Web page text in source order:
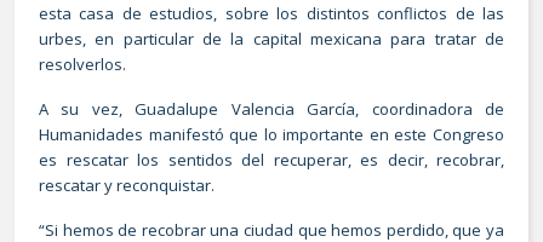
esta casa de estudios, sobre los distintos conflictos de las
urbes, en particular de la capital mexicana para tratar de
resolverlos.
A su vez, Guadalupe Valencia García, coordinadora de
Humanidades manifestó que lo importante en este Congreso
es rescatar los sentidos del recuperar, es decir, recobrar,
rescatar y reconquistar.
“Si hemos de recobrar una ciudad que hemos perdido, que ya